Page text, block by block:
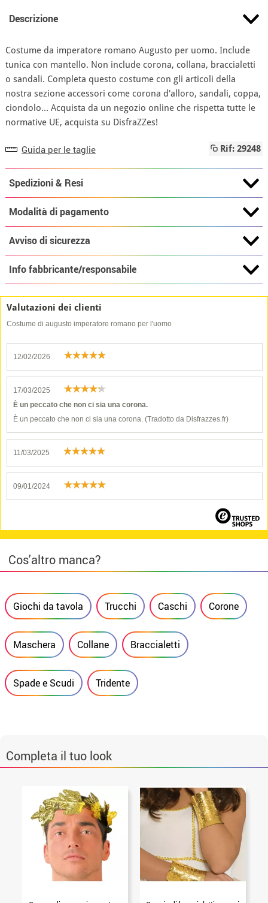
Descrizione
Costume da imperatore romano Augusto per uomo. Include
tunica con mantello. Non include corona, collana, braccialetti
o sandali. Completa questo costume con gli articoli della
nostra sezione accessori come corona d'alloro, sandali, coppa,
ciondolo... Acquista da un negozio online che rispetta tutte le
normative UE, acquista su DisfraZZes!
Guida per le taglie Rif: 29248
Spedizioni & Resi
Modalità di pagamento
Avviso di sicurezza
Info fabbricante/responsabile
Valutazioni dei clienti
Costume di augusto imperatore romano per l'uomo
12/02/2026
17/03/2025
È un peccato che non ci sia una corona.
È un peccato che non ci sia una corona. (Tradotto da Disfrazzes.fr)
11/03/2025
09/01/2024
Cos'altro manca?
Giochi da tavola Trucchi Caschi Corone
Maschera Collane Braccialetti
Spade e Scudi Tridente
Completa il tuo look